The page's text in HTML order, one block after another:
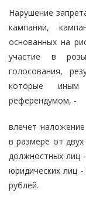
Нарушение
кампании,
основанных на
участие в
голосования,
которые
референдумом, -
влечет
в размере от
должностных лиц
юридических лиц
рублей.